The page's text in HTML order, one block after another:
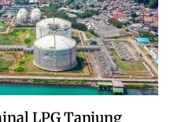
LPG Tanjung